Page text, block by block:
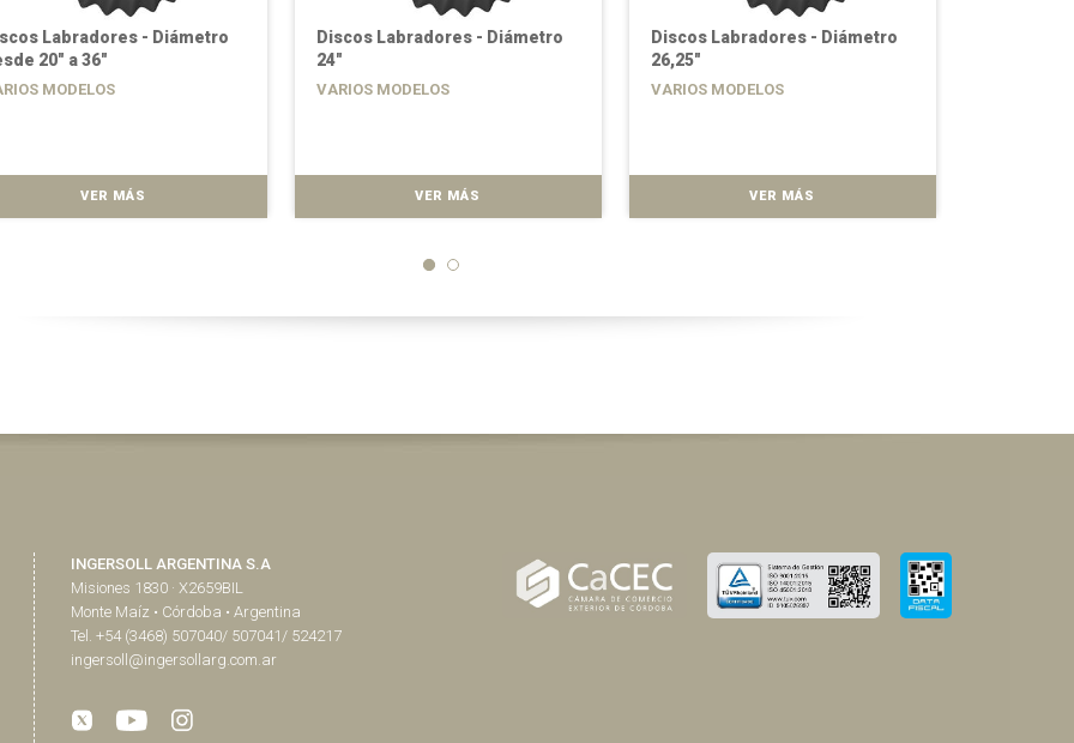
Labradores - Diámetro
20" a 36"
MODELOS
VER MÁS
Discos Labradores - Diámetro
24"
VARIOS MODELOS
VER MÁS
Discos Labradores - Diámetro
26,25"
VARIOS MODELOS
VER MÁS
INGERSOLL ARGENTINA S.A
Misiones 1830 · X2659BIL
Monte Maíz • Córdoba • Argentina
Tel. +54 (3468) 507040/ 507041/ 524217
ingersoll@ingersollarg.com.ar